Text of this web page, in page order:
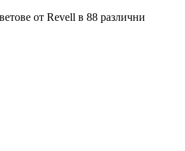
от Revell в 88 различни